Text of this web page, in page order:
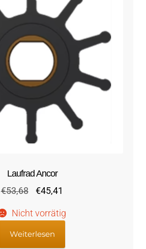
Laufrad Ancor
€53,68
Ursprünglicher
war:
€53,68
€45,41
ist:
Nicht vorrätig
Weiterlesen